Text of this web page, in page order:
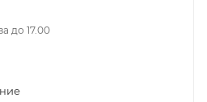
до 17.00